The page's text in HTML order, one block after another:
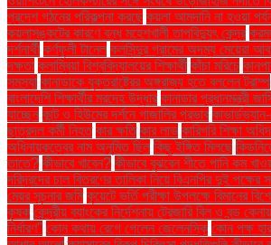
প্রদেশ গঠনের পরিকল্পনা করছে কয়লা আমদানি না হওয়া
কয়লাসঙ্কটের কারণে বন্ধ মহেশখালী তাপবিদ্যুৎ কেন্দ্র
দর্শনার্থী কর্ণফুলী টানেল কলসিন্দুর গ্রামের অদম্য মেয়েরা
দক্ষতা কলাম্বিয়া বিশ্ববিদ্যালয়ের শিক্ষার্থী কাঁচা মরিচে
সমস্যা কানাডাকে যুক্তরাষ্ট্রের অঙ্গরাজ্য হতে বললেন ট্রাম্প
বাংলাদেশি শিক্ষার্থীর মরদেহ উদ্ধার কানাডার প্রধানমন্ত্রী
যাচ্ছেন কান্ট ও হিউমের দর্শনে গাজালির প্রভাব
ছাত্রদল কর্মী নিহত কার ক্ষতি কার লাভ কারিগরি শিক্ষা
অধিনায়কত্বের নাম অনুমিত ছিল কিছু ইঙ্গিত মিলছে
তাতে? কীভাবে খাবেন? কীভাবে বুঝবেন শীতে পানি কম
দরিদ্রদের চাল বিতরণের তালিকা নিয়ে বিএনপির দুই পক্ষের
মেয়র সূচনার জমি কুয়েটে ভর্তি পরীক্ষা উপলক্ষে বিমানের
কৃষক কেন্দ্রীয় ব্যাংকের নির্দেশনায় ট্রেজারি বিল ও বন্ড
নির্ধারণ" কোন কথায় রেগে গেলেন জেলেনস্কি কোন পক্ষ